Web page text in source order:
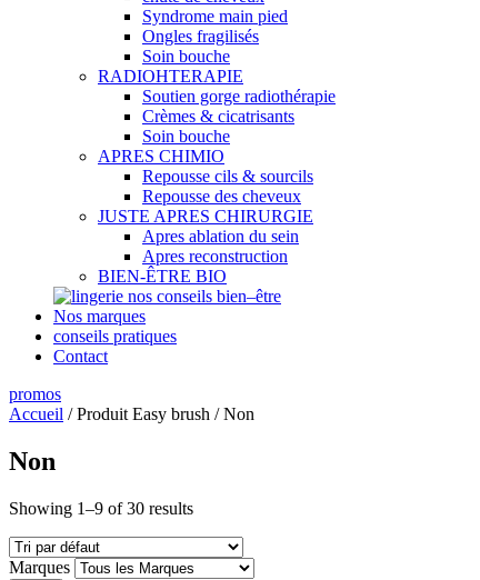
Syndrome main pied
Ongles fragilisés
Soin bouche
RADIOHTERAPIE
Soutien gorge radiothérapie
Crèmes & cicatrisants
Soin bouche
APRES CHIMIO
Repousse cils & sourcils
Repousse des cheveux
JUSTE APRES CHIRURGIE
Apres ablation du sein
Apres reconstruction
BIEN-ÊTRE BIO
nos conseils bien–être
Nos marques
conseils pratiques
Contact
promos
Accueil / Produit Easy brush / Non
Non
Showing 1–9 of 30 results
Marques